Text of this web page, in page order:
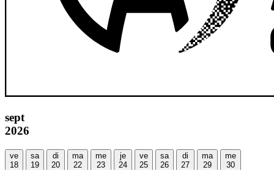
sept
2026
ve
18
sa
19
di
20
ma
22
me
23
je
24
ve
25
sa
26
di
27
ma
29
me
30